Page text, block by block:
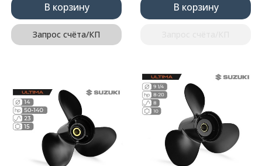
В корзину
Запрос счёта/КП
В корзину